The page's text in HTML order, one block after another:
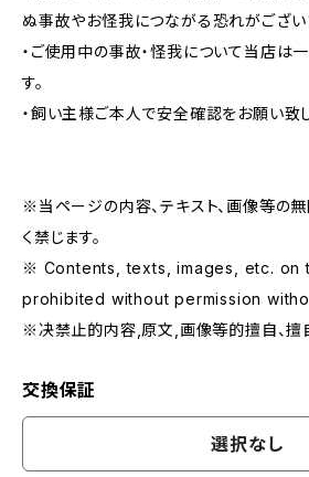
ぬ事故やお怪我につながる恐れがござい
・ご使用中の事故・怪我について当店は
す。
・飼い主様ご本人で安全確認をお願い致し
※当ページの内容、テキスト、画像等の
く禁じます。
※ Contents, texts, images, etc. on
prohibited without permission
※决禁止的内容,原文,画像等的擅自、擅
交換保証
選択なし